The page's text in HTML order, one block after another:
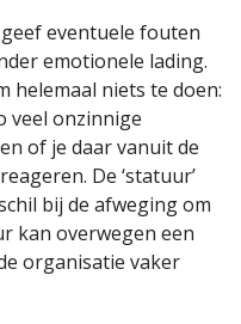
eventuele fouten
emotionele lading.
helemaal niets te doen:
veel onzinnige
of je daar vanuit de
De ‘statuur’
bij de afweging om
kan overwegen een
organisatie vaker